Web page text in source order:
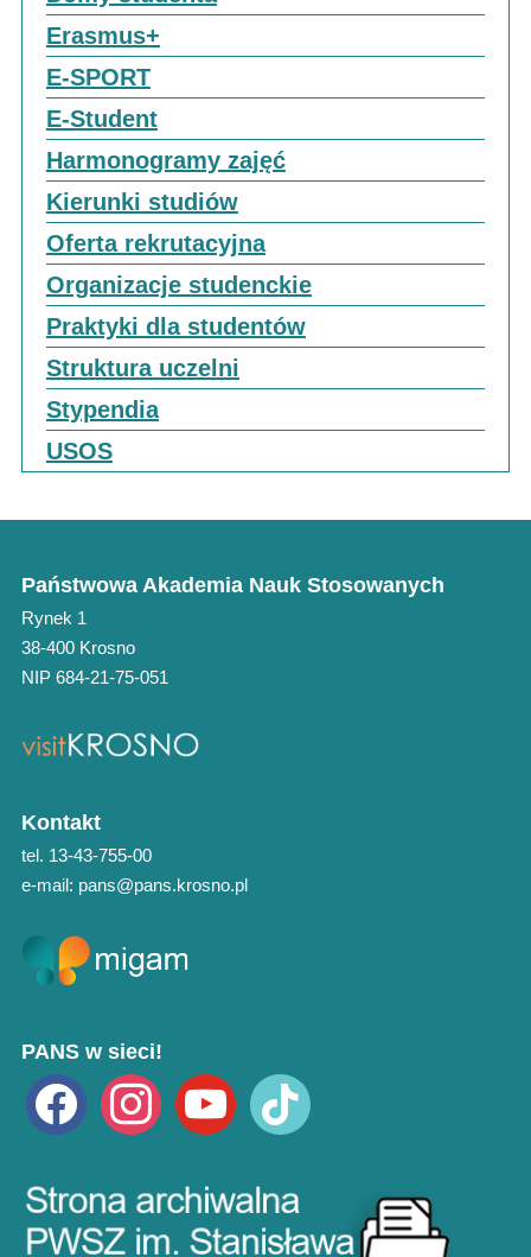
Erasmus+
E-SPORT
E-Student
Harmonogramy zajęć
Kierunki studiów
Oferta rekrutacyjna
Organizacje studenckie
Praktyki dla studentów
Struktura uczelni
Stypendia
USOS
Państwowa Akademia Nauk Stosowanych
Rynek 1
38-400 Krosno
NIP 684-21-75-051
Kontakt
tel. 13-43-755-00
e-mail: pans@pans.krosno.pl
PANS w sieci!
facebook instagram youtube tiktok